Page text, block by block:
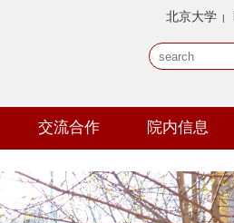
北京大学 |
交流合作 院内信息